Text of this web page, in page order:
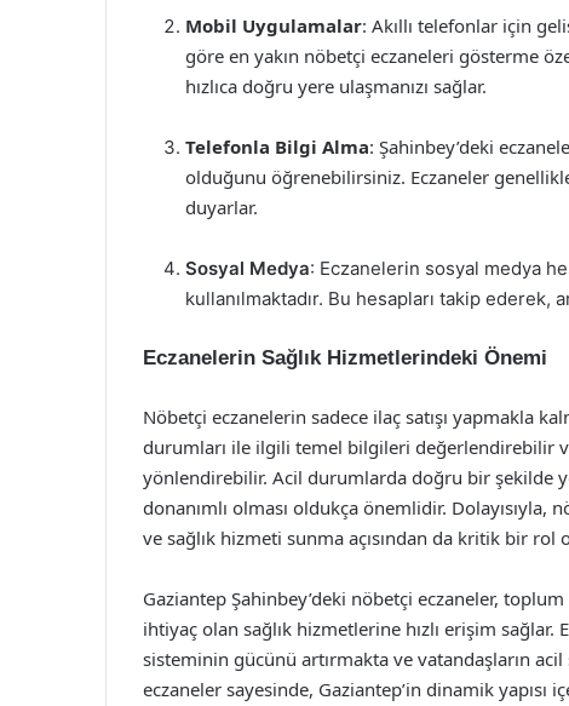
Mobil Uygulamalar: Akıllı telefonlar için
göre en yakın nöbetçi eczaneleri gösterme
hızlıca doğru yere ulaşmanızı sağlar.
Telefonla Bilgi Alma: Şahinbey’deki
olduğunu öğrenebilirsiniz. Eczaneler
duyarlar.
Sosyal Medya: Eczanelerin sosyal medya
kullanılmaktadır. Bu hesapları takip ederek,
Eczanelerin Sağlık Hizmetlerindeki Önemi
Nöbetçi eczanelerin sadece ilaç satışı yapmakla
durumları ile ilgili temel bilgileri değerlendirebilir
yönlendirebilir. Acil durumlarda doğru bir şekilde
donanımlı olması oldukça önemlidir. Dolayısıyla,
ve sağlık hizmeti sunma açısından da kritik bir rol
Gaziantep Şahinbey’deki nöbetçi eczaneler,
ihtiyaç olan sağlık hizmetlerine hızlı erişim
sisteminin gücünü artırmakta ve vatandaşların
eczaneler sayesinde, Gaziantep’in dinamik